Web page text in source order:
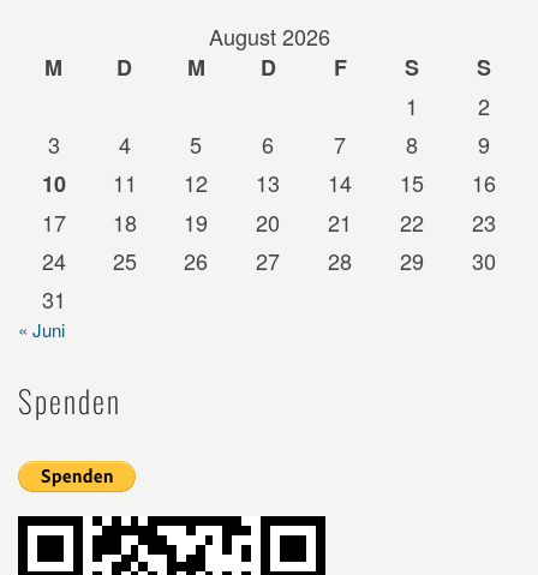
August 2026
M
D M D F S
S
1
2
3
4 5 6 7 8
9
10
11 12 13 14 15
16
17
18 19 20 21 22
23
24
25 26 27 28 29
30
31
« Juni
Spenden